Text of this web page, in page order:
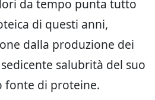
da tempo punta tutto
di questi anni,
dalla produzione dei
salubrità del suo
di proteine.